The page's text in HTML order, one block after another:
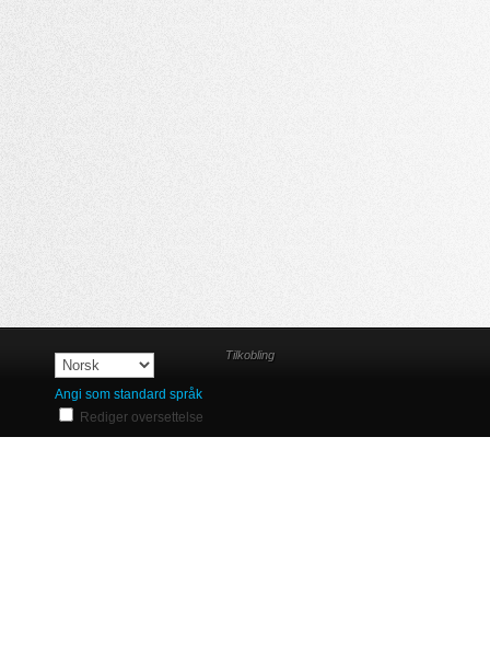
Angi som standard språk
Rediger oversettelse
Tilkobling